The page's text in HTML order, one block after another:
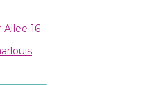
Allee 16